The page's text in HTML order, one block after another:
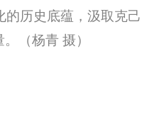
的历史底蕴，汲取克己
（杨青 摄）